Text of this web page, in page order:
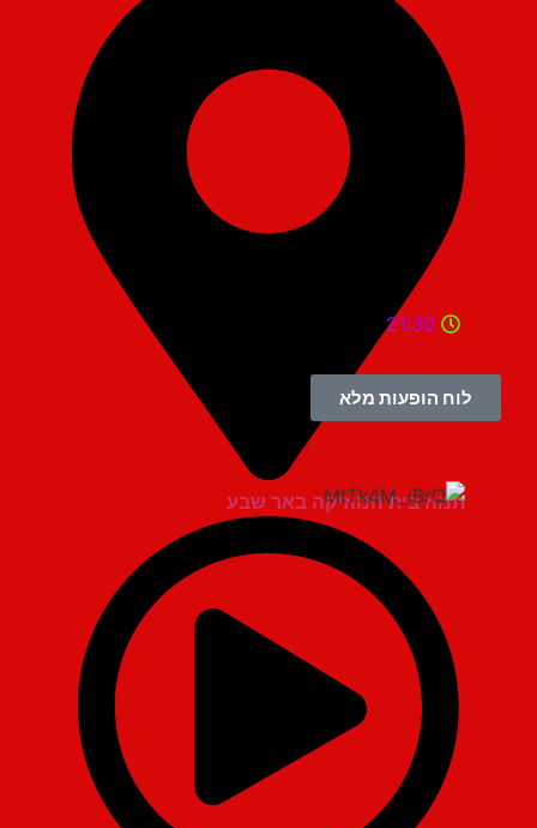
תמוז בית המוזיקה באר שבע
21:30
לוח הופעות מלא